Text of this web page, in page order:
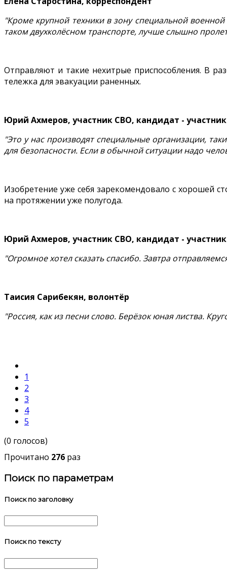
"Кроме крупной техники в зону специальной
таком двухколёсном транспорте, лучше слышно
Отправляют и такие нехитрые приспособления. В
тележка для эвакуации раненных.
Юрий Ахмеров, участник СВО, кандидат -
"Это у нас производят специальные организации,
для безопасности. Если в обычной ситуации надо
Изобретение уже себя зарекомендовало с хорошей
на протяжении уже полугода.
Юрий Ахмеров, участник СВО, кандидат -
"Огромное хотел сказать спасибо. Завтра
Таисия Сарибекян, волонтёр
"Россия, как из песни слово. Берёзок юная листва.
1
2
3
4
5
(0 голосов)
Прочитано 276 раз
Поиск по параметрам
Поиск по заголовку
Поиск по тексту